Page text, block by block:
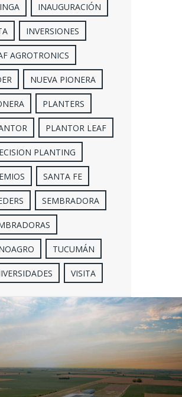
INAUGURACIÓN
INVERSIONES
AGROTRONICS
NUEVA PIONERA
PLANTERS
PLANTOR LEAF
PLANTING
SANTA FE
SEMBRADORA
TUCUMÁN
VISITA